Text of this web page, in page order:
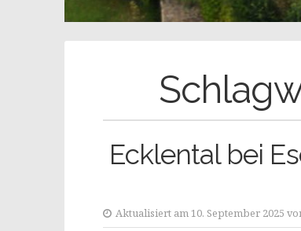
Ecklental bei
Aktualisiert am 10. September 2025